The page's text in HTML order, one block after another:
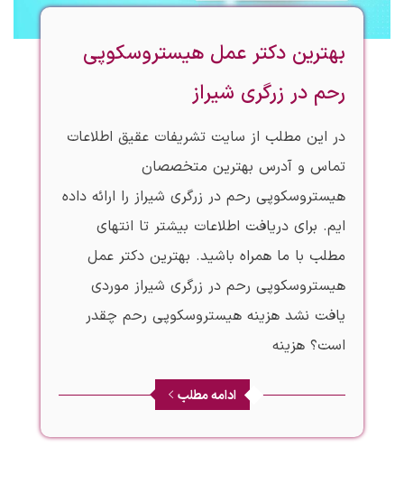
بهترین دکتر عمل هیستروسکوپی
رحم در زرگری شیراز
در این مطلب از سایت تشریفات عقیق اطلاعات
تماس و آدرس بهترین متخصصان
هیستروسکوپی رحم در زرگری شیراز را ارائه داده
ایم. برای دریافت اطلاعات بیشتر تا انتهای
مطلب با ما همراه باشید. بهترین دکتر عمل
هیستروسکوپی رحم در زرگری شیراز موردی
یافت نشد هزینه هیستروسکوپی رحم چقدر
است؟ هزینه
ادامه مطلب